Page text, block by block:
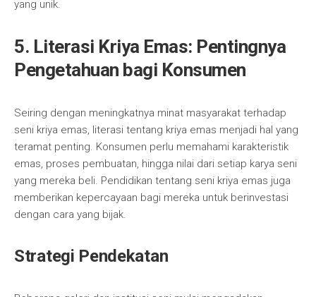
yang unik.
5. Literasi Kriya Emas: Pentingnya
Pengetahuan bagi Konsumen
Seiring dengan meningkatnya minat masyarakat terhadap
seni kriya emas, literasi tentang kriya emas menjadi hal yang
teramat penting. Konsumen perlu memahami karakteristik
emas, proses pembuatan, hingga nilai dari setiap karya seni
yang mereka beli. Pendidikan tentang seni kriya emas juga
memberikan kepercayaan bagi mereka untuk berinvestasi
dengan cara yang bijak.
Strategi Pendekatan